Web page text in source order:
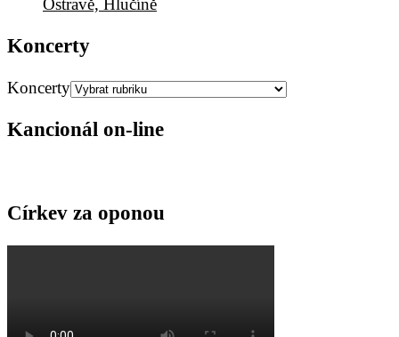
Koncerty
Koncerty
Kancionál on-line
Církev za oponou